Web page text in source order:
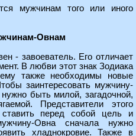
мужчинам того или иного
Овнам
- завоеватель. Его отличает
В любви этот знак Зодиака
также необходимы новые
заинтересовать мужчину-
быть милой, загадочной,
Представители этого
перед собой цель и
Овна сначала нужно
хладнокровие. Также в